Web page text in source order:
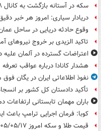
سکه در آستانه بازگشت به کانال ۱۸۸ میلیون تومان
دریادار سیاری: امروز هر خبر
وقوع حادثه دریایی در ساحل
تاکید الزیدی بر خروج نیروهای
اعتراضات گسترده در آلمان
هشدار کانادا درباره عواقب تعرفه ۵۰ درصدی آمریکا
نفوذ اطلاعاتی ایران در یگان
تأکید دادستان کل کشور بر
باران مهمان تابستانی ارتفاعات
کوبا: فرمان اجرایی ترامپ باعث
قیمت طلا و سکه امروز ۱۴۰۵/۰۵/۱۷